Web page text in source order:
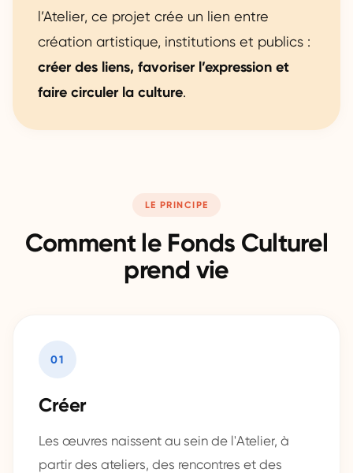
l’Atelier, ce projet crée un lien entre
création artistique, institutions et publics :
créer des liens, favoriser l’expression et
faire circuler la culture.
LE PRINCIPE
Comment le Fonds Culturel
prend vie
01
Créer
Les œuvres naissent au sein de l'Atelier, à
partir des ateliers, des rencontres et des